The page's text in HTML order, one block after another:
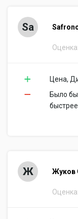
Sa
Оценка:
Цена,
Было
Ж Жуков
Оценка: